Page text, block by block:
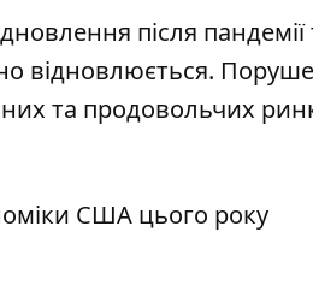
після пандемії
відновлюється.
та продовольчих
США цього року